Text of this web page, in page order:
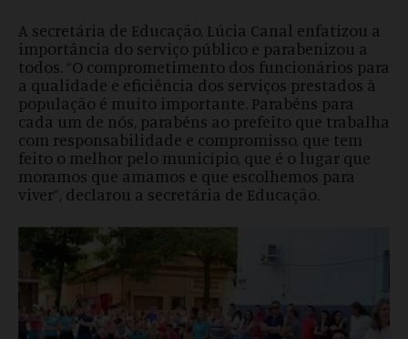
A secretária de Educação, Lúcia Canal enfatizou a
importância do serviço público e parabenizou a
todos. “O comprometimento dos funcionários para
a qualidade e eficiência dos serviços prestados à
população é muito importante. Parabéns para
cada um de nós, parabéns ao prefeito que trabalha
com responsabilidade e compromisso, que tem
feito o melhor pelo município, que é o lugar que
moramos que amamos e que escolhemos para
viver”, declarou a secretária de Educação.